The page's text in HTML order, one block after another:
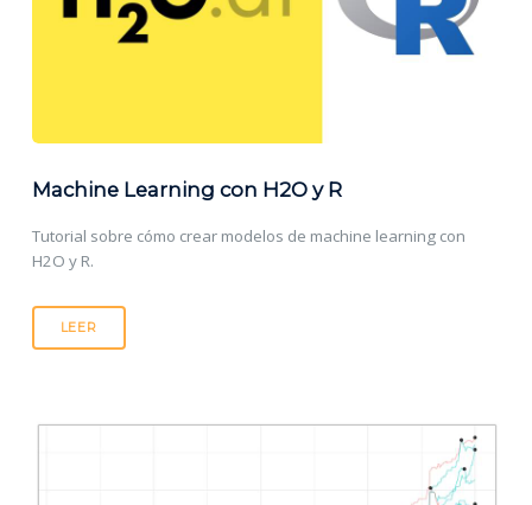
Machine Learning con H2O y R
Tutorial sobre cómo crear modelos de machine learning con
H2O y R.
LEER